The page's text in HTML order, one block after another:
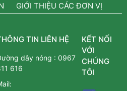
GIỚI THIỆU CÁC ĐƠN VỊ
TIN LIÊN HỆ
dây nóng :0967
616
KẾT NỐI
VỚI
CHÚNG
TÔI